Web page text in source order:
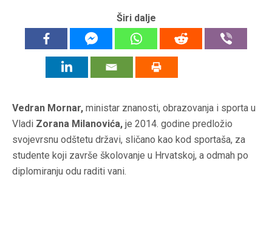
Širi dalje
Vedran Mornar, ministar znanosti, obrazovanja i sporta u
Vladi Zorana Milanovića, je 2014. godine predložio
svojevrsnu odštetu državi, sličano kao kod sportaša, za
studente koji završe školovanje u Hrvatskoj, a odmah po
diplomiranju odu raditi vani.